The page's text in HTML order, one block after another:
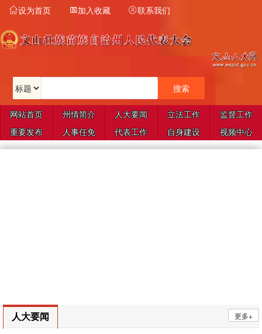
设为首页 加入收藏 联系我们
网站首页 州情简介 人大要闻 立法工作
监督工作
重要发布
人事任免 代表工作 自身建设 视频中心
人大要闻 更多+